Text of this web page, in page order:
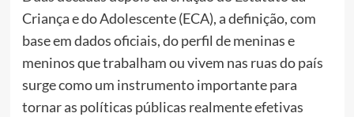
Criança e do Adolescente (ECA), a definição, com
base em dados oficiais, do perfil de meninas e
meninos que trabalham ou vivem nas ruas do país
surge como um instrumento importante para
tornar as políticas públicas realmente efetivas